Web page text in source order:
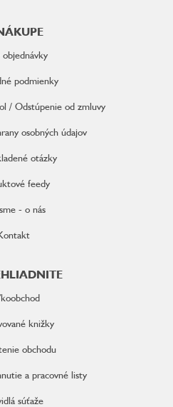
objednávky
podmienky
/ Odstúpenie od zmluvy
osobných údajov
otázky
feedy
- o nás
knižky
obchodu
a pracovné listy
súťaže